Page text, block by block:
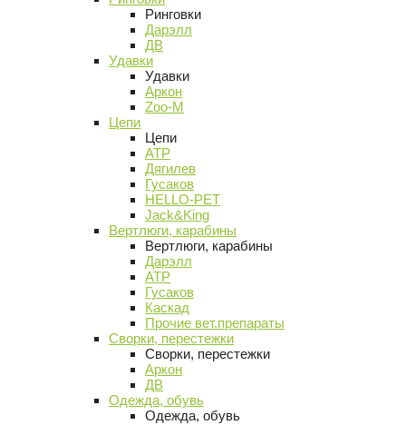
Ринговки
Дарэлл
ДВ
Удавки
Удавки
Аркон
Zoo-M
Цепи
Цепи
АТР
Дягилев
Гусаков
HELLO-PET
Jack&King
Вертлюги, карабины
Вертлюги, карабины
Дарэлл
АТР
Гусаков
Каскад
Прочие вет.препараты
Сворки, перестежки
Сворки, перестежки
Аркон
ДВ
Одежда, обувь
Одежда, обувь